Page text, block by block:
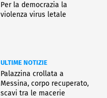
Per la democrazia la
violenza virus letale
ULTIME NOTIZIE
Palazzina crollata a
Messina, corpo recuperato,
scavi tra le macerie